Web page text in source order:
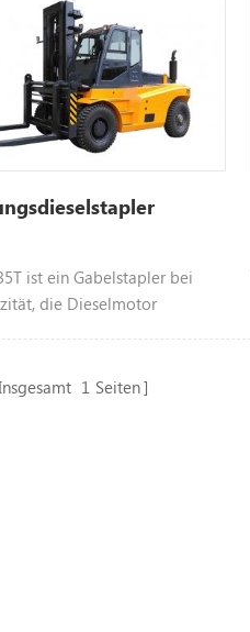
ist ein Gabelstapler bei
die Dieselmotor
bitte kontaktieren Sie uns
1 Seiten